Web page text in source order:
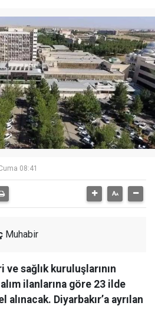
08:41
Muhabir
sağlık kuruluşlarının
ilanlarına göre 23 ilde
Diyarbakır’a ayrılan